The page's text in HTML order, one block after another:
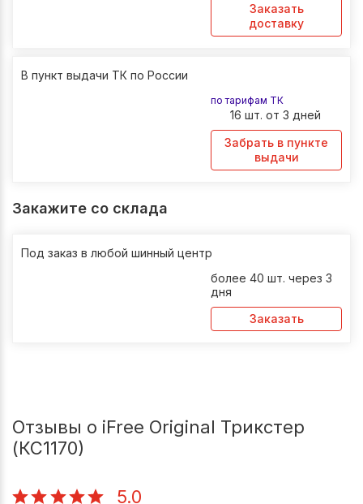
Заказать
доставку
В пункт выдачи ТК по России
по тарифам ТК
16 шт. от 3 дней
Забрать в пункте
выдачи
Закажите со склада
Под заказ в любой шинный центр
более 40 шт. через 3
дня
Заказать
Отзывы о iFree Original Трикстер
(КС1170)
5.0